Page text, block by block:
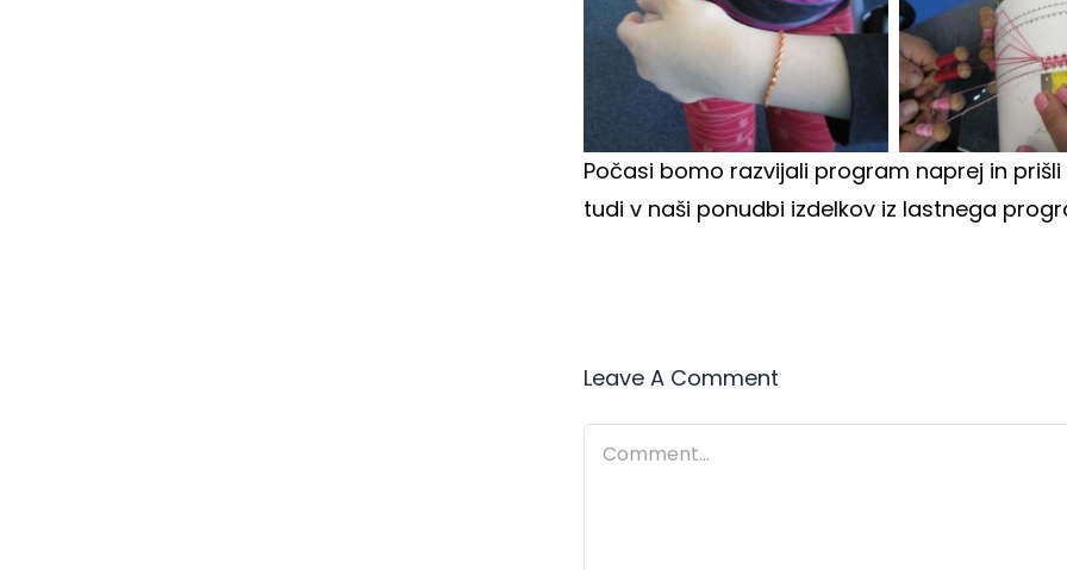
Počasi bomo razvijali program naprej in
tudi v naši ponudbi izdelkov iz lastnega
Leave A Comment
Comment